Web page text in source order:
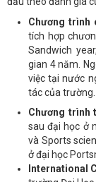
Chương trình
tích hợp
Sandwich
gian 4 năm.
việc tại nước
tác của trường.
Chương trình
sau đại học ở
và Sports
ở đại học
International